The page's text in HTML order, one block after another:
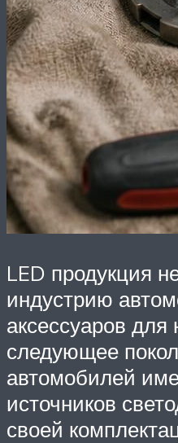
LED продукция
индустрию
аксессуаров
следующее
автомобилей
источников
своей